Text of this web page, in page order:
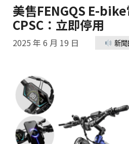
美售FENGQS E-
CPSC：立即停用
2025 年 6 月 19 日 新聞